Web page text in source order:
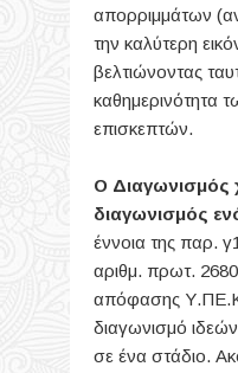
απορριμμάτων
την καλύτερη
βελτιώνοντας
καθημερινότητα
επισκεπτών.
Ο Διαγωνισμός
διαγωνισμός
έννοια της παρ.
αριθμ. πρωτ.
απόφασης
διαγωνισμό
σε ένα στάδιο.